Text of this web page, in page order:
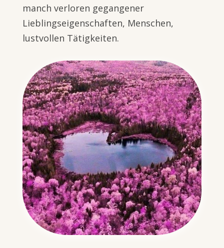
manch verloren gegangener
Lieblingseigenschaften, Menschen,
lustvollen Tätigkeiten.